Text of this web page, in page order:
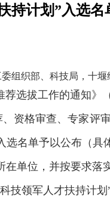
持计划”入选名
组织部、科技局，十
选拔工作的通知》
资格审查、专家
选名单予以公布（
单位，并按要求落
技领军人才扶持计